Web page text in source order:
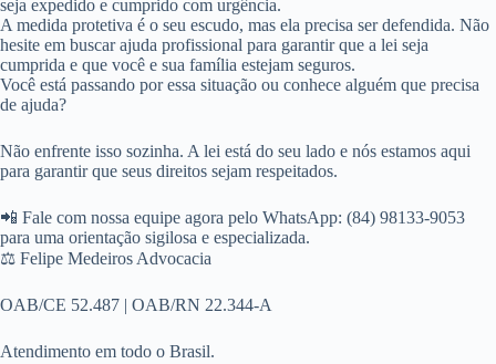
seja expedido e cumprido com urgência.
A medida protetiva é o seu escudo, mas ela precisa ser defendida. Não
hesite em buscar ajuda profissional para garantir que a lei seja
cumprida e que você e sua família estejam seguros.
Você está passando por essa situação ou conhece alguém que precisa
de ajuda?
Não enfrente isso sozinha. A lei está do seu lado e nós estamos aqui
para garantir que seus direitos sejam respeitados.
📲 Fale com nossa equipe agora pelo WhatsApp: (84) 98133-9053
para uma orientação sigilosa e especializada.
⚖️ Felipe Medeiros Advocacia
OAB/CE 52.487 | OAB/RN 22.344-A
Atendimento em todo o Brasil.